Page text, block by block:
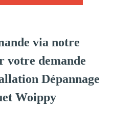
via notre
votre demande
Dépannage
Woippy